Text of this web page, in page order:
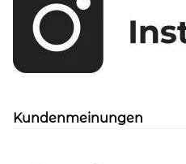
Kundenmeinungen